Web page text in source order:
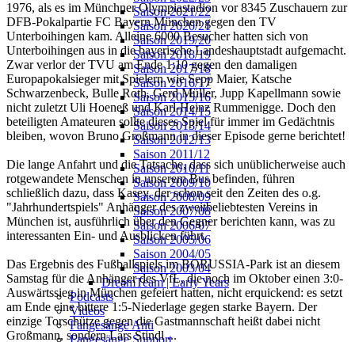
Saison 2021/22
Saison 2020/21
Saison 2019/20
Saison 2018/19
Saison 2017/18
Saison 2016/17
Saison 2015/16
Saison 2014/15
Saison 2013/14
Saison 2012/13
Saison 2011/12
Saison 2010/11
Saison 2009/10
Saison 2008/09
Saison 2007/08
Saison 2006/07
Saison 2005/06
Saison 2004/05
Saison 2003/04
DreamTeam | Early Years
Podcasts
Videos
Fangesänge Anti
Fangesänge Support
1976, als es im Münchner Olympiastadion vor 8345 Zuschauern zur
DFB-Pokalpartie FC Bayern München gegen den TV
Unterboihingen kam. Alleine 6000 Besucher hatten sich von
Unterboihingen aus in die bayerische Landeshauptstadt aufgemacht.
Zwar verlor der TVU am Ende 1:10 gegen den damaligen
Europapokalsieger mit Spielern wie Sepp Maier, Katsche
Schwarzenbeck, Bulle Roth, Gerd Müller, Jupp Kapellmann sowie
nicht zuletzt Uli Hoeneß und Karl-Heinz Rummenigge. Doch den
beteiligten Amateuren sollte dieses Spiel für immer im Gedächtnis
bleiben, wovon Bruno Großmann in dieser Episode gerne berichtet!
Die lange Anfahrt und die Tatsache, dass sich unüblicherweise auch
rotgewandete Menschen in unserem Bus befinden, führen
schließlich dazu, dass Kasey, der schon seit den Zeiten des o.g.
"Jahrhundertspiels" Anhänger des zweitbeliebtesten Vereins in
München ist, ausführlich über den Gegner berichten kann, was zu
interessanten Ein- und Ausblicken führt.
Das Ergebnis des Fußballspiels im BORUSSIA-Park ist an diesem
Samstag für die Anhänger des VfL, die noch im Oktober einen 3:0-
Auswärtssieg in München gefeiert hatten, nicht erquickend: es setzt
am Ende eine bittere 1:5-Niederlage gegen starke Bayern. Der
einzige Torschütze gegen die Gastmannschaft heißt dabei nicht
Großmann, sondern Lars Stindl ...